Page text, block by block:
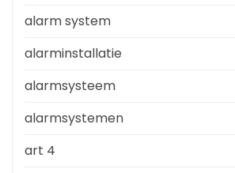
alarm system
alarminstallatie
alarmsysteem
alarmsystemen
art 4